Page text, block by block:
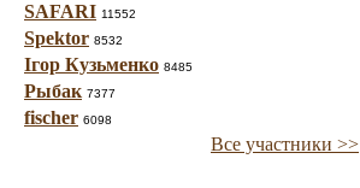
SAFARI 11552
Spektor 8532
Ігор Кузьменко 8485
Рыбак 7377
fischer 6098
Все участники >>